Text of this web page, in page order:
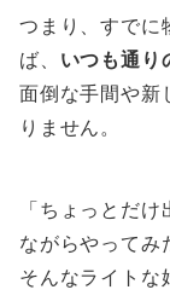
つまり、すでに
ば、 いつも通り
面倒な手間や新
りません。
「ちょっとだ
ながらやってみ
そんなライトな